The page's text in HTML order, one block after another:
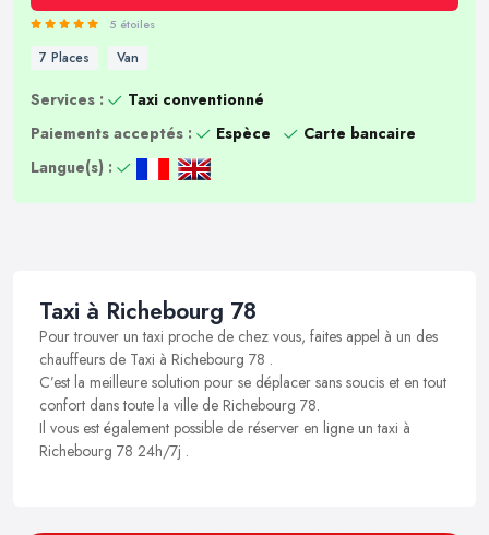
5 étoiles
7 Places Van
Services :
Taxi conventionné
Paiements acceptés :
Espèce
Carte bancaire
Langue(s) :
Taxi à Richebourg 78
Pour trouver un taxi proche de chez vous, faites appel à un des
chauffeurs de Taxi à Richebourg 78 .
C’est la meilleure solution pour se déplacer sans soucis et en tout
confort dans toute la ville de Richebourg 78.
Il vous est également possible de réserver en ligne un taxi à
Richebourg 78 24h/7j .